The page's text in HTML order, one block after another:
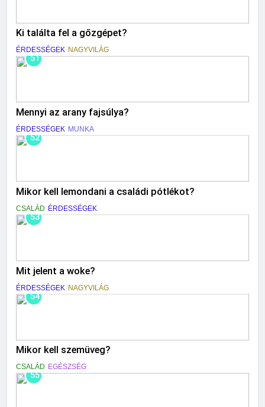
Ki találta fel a gőzgépet?
ÉRDESSÉGEK NAGYVILÁG
51
Mennyi az arany fajsúlya?
ÉRDESSÉGEK MUNKA
52
Mikor kell lemondani a családi pótlékot?
CSALÁD ÉRDESSÉGEK
53
Mit jelent a woke?
ÉRDESSÉGEK NAGYVILÁG
54
Mikor kell szemüveg?
CSALÁD EGÉSZSÉG
55